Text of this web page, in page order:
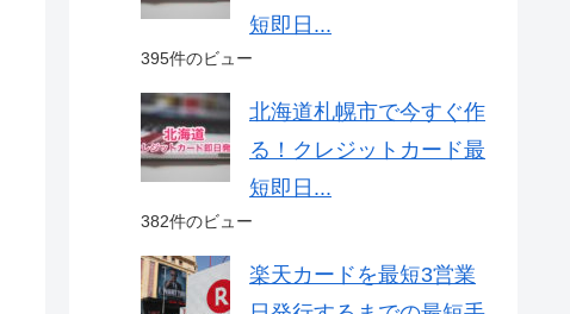
短即日...
395件のビュー
北海道札幌市で今すぐ作
る！クレジットカード最
短即日...
382件のビュー
楽天カードを最短3営業